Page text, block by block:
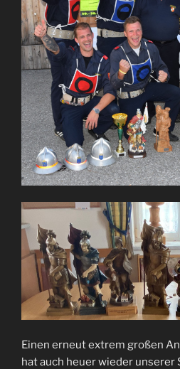
Einen erneut extrem großen
hat auch heuer wieder unserer